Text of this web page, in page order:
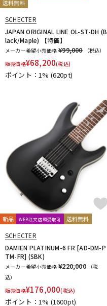
送料無料
SCHECTER
JAPAN ORIGINAL LINE OL-ST-DH (B
lack/Maple) 【特価】
メーカー希望小売価格 ¥99,000
（税込）
販売価格¥68,200(税込)
ポイント：1% (620pt)
新品 WEB注文店頭受取可 送料無料
SCHECTER
DAMIEN PLATINUM-6 FR [AD-DM-P
TM-FR] (SBK)
メーカー希望小売価格 ¥220,000
（税
込）
販売価格¥176,000(税込)
ポイント：1% (1600pt)